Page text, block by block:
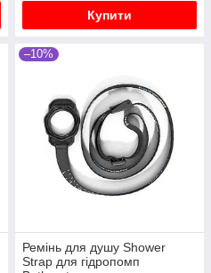
Купити
–10%
Ремінь для душу Shower
Strap для гідропомп